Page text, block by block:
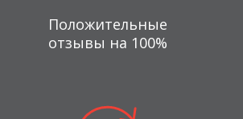
Положительные
отзывы на 100%